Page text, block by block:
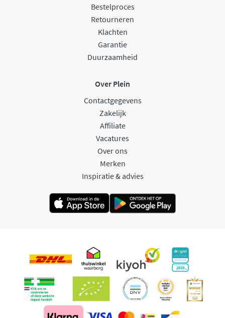
Bestelproces
Retourneren
Klachten
Garantie
Duurzaamheid
Over Plein
Contactgegevens
Zakelijk
Affiliate
Vacatures
Over ons
Merken
Inspiratie & advies